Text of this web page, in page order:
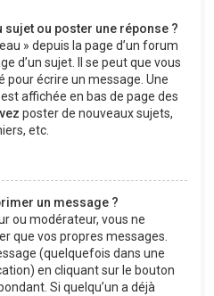
sujet ou poster une réponse ?
» depuis la page d’un forum
d’un sujet. Il se peut que vous
pour écrire un message. Une
affichée en bas de page des
poster de nouveaux sujets,
etc.
un message ?
ou modérateur, vous ne
que vos propres messages.
(quelquefois dans une
en cliquant sur le bouton
Si quelqu’un a déjà